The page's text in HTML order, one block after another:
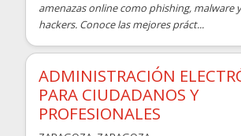
amenazas online como phishing, malware
hackers. Conoce las mejores práct...
ADMINISTRACIÓN
PARA CIUDADANOS Y
PROFESIONALES